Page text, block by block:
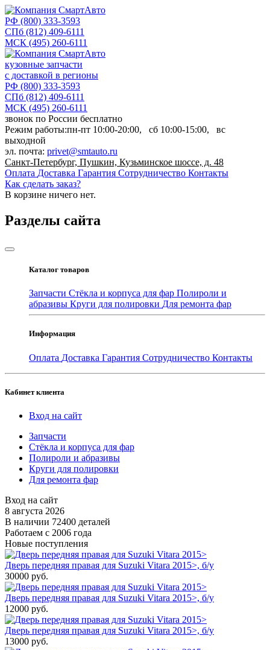
РФ (800) 333-3593
СПб (812) 409-6111
МСК (495) 260-6111
кузовные запчасти
с доставкой в регионы
РФ (800) 333-3593
СПб (812) 409-6111
МСК (495) 260-6111
звонок по России бесплатно
Режим работы:пн-пт 10:00-20:00, сб 10:00-15:00, вс
выходной
эл. почта: privet@smtauto.ru
Санкт-Петербург, Пушкин, Кузьминское шоссе, д. 48
Оплата Доставка Гарантия Сотрудничество Контакты
Как сделать заказ?
В корзине ничего нет.
Разделы сайта
Каталог товаров
Запчасти Стёкла и корпуса для фар Полироли и
абразивы Круги для полировки Для ремонта фар
Информация
Оплата Доставка Гарантия Сотрудничество Контакты
Кабинет клиента
Вход на сайт
Запчасти
Стёкла и корпуса для фар
Полироли и абразивы
Круги для полировки
Для ремонта фар
Вход на сайт
8 августа 2026
В наличии 72400 деталей
Работаем с 2006 года
Новые поступления
Дверь передняя правая для Suzuki Vitara 2015>, б/у
30000 руб.
Дверь передняя правая для Suzuki Vitara 2015>, б/у
12000 руб.
Дверь передняя правая для Suzuki Vitara 2015>, б/у
13000 руб.